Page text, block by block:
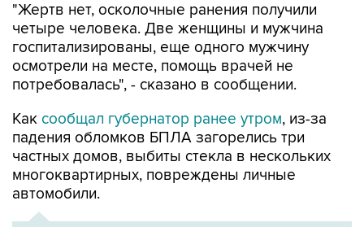
"Жертв нет, осколочные ранения получили
четыре человека. Две женщины и мужчина
госпитализированы, еще одного мужчину
осмотрели на месте, помощь врачей не
потребовалась", - сказано в сообщении.
Как сообщал губернатор ранее утром, из-за
падения обломков БПЛА загорелись три
частных домов, выбиты стекла в нескольких
многоквартирных, повреждены личные
автомобили.